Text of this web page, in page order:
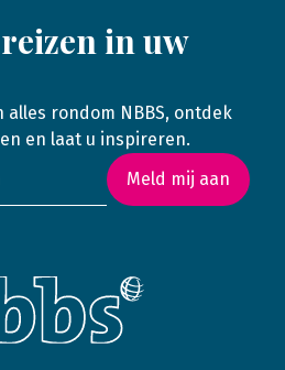
in uw
alles rondom NBBS, ontdek
en laat u inspireren.
Meld mij aan